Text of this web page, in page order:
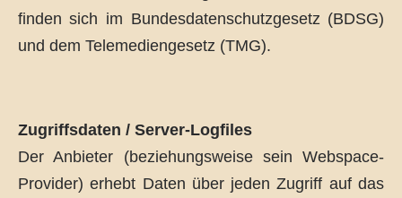
finden sich im Bundesdatenschutzgesetz (BDSG)
und dem Telemediengesetz (TMG).
Zugriffsdaten / Server-Logfiles
Der Anbieter (beziehungsweise sein Webspace-
Provider) erhebt Daten über jeden Zugriff auf das